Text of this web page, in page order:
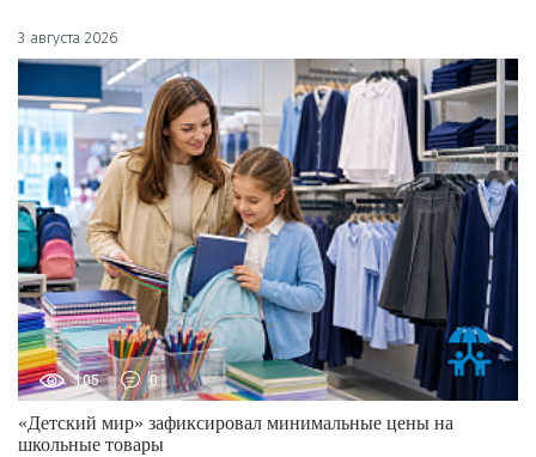
3 августа 2026
105 0
«Детский мир» зафиксировал минимальные цены на
школьные товары